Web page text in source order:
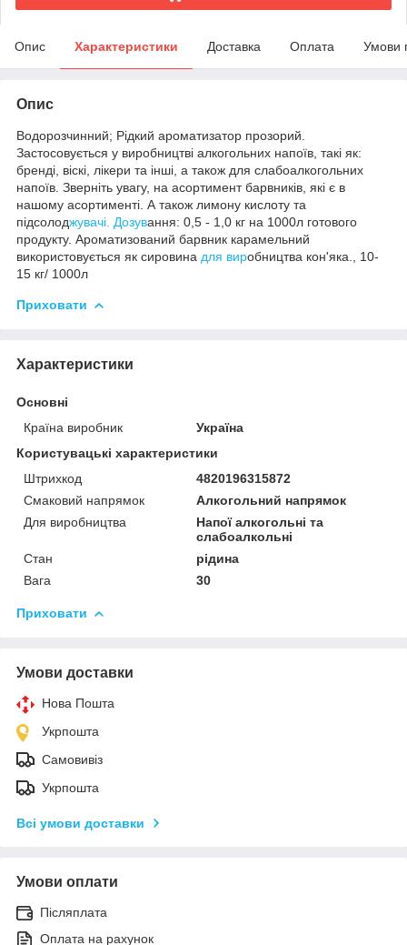
Опис Характеристики Доставка Оплата Умови
Опис
Водорозчинний; Рідкий ароматизатор прозорий.
Застосовується у виробництві алкогольних напоїв, такі як:
бренді, віскі, лікери та інші, а також для слабоалкогольних
напоїв. Зверніть увагу, на асортимент барвників, які є в
нашому асортименті. А також лимону кислоту та
підсолоджувачі. Дозування: 0,5 - 1,0 кг на 1000л готового
продукту. Ароматизований барвник карамельний
використовується як сировина для виробництва кон'яка., 10-
15 кг/ 1000л
Приховати
Характеристики
Основні
Країна виробник
Україна
Користувацькі характеристики
Штрихкод
4820196315872
Смаковий напрямок
Алкогольний напрямок
Для виробництва
Напої алкогольні та
слабоалкольні
Стан
рідина
Вага
30
Приховати
Умови доставки
Нова Пошта
Укрпошта
Самовивіз
Укрпошта
Всі умови доставки
Умови оплати
Післяплата
Оплата на рахунок